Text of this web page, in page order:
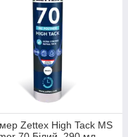
поля.
Zettex High Tack MS